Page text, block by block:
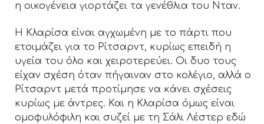
η οικογένεια γιορτάζει τα γενέθλια του Νταν.
Η Κλαρίσα είναι αγχωμένη με το πάρτι που
ετοιμάζει για το Ρίτσαρντ, κυρίως επειδή η
υγεία του όλο και χειροτερεύει. Οι δυο τους
είχαν σχέση όταν πήγαιναν στο κολέγιο, αλλά ο
Ρίτσαρντ μετά προτίμησε να κάνει σχέσεις
κυρίως με άντρες. Και η Κλαρίσα όμως είναι
ομοφυλόφιλη και συζεί με τη Σάλι Λέστερ εδώ